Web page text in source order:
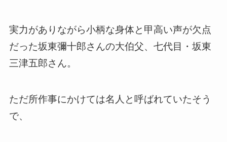
実力がありながら小柄な身体と甲高い声が欠点
だった坂東彌十郎さんの大伯父、七代目・坂東
三津五郎さん。
ただ所作事にかけては名人と呼ばれていたそう
で、